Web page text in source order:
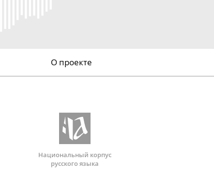
О проекте
Национальный корпус
русского языка